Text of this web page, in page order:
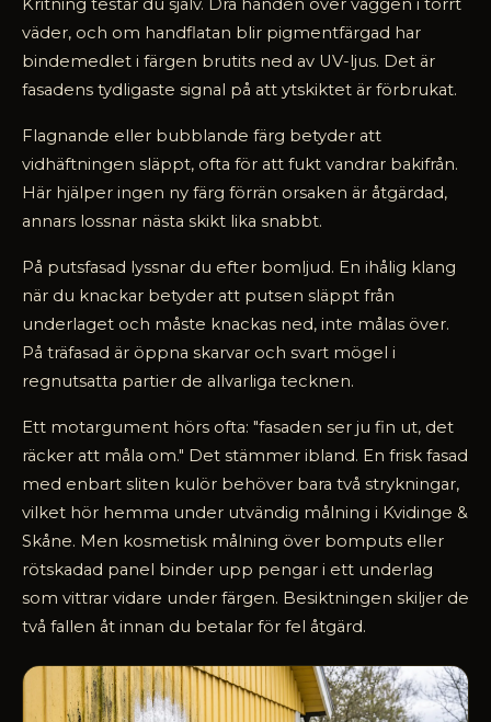
väder, och om handflatan blir pigmentfärgad har
bindemedlet i färgen brutits ned av UV-ljus. Det är
fasadens tydligaste signal på att ytskiktet är förbrukat.
Flagnande eller bubblande färg betyder att
vidhäftningen släppt, ofta för att fukt vandrar bakifrån.
Här hjälper ingen ny färg förrän orsaken är åtgärdad,
annars lossnar nästa skikt lika snabbt.
På putsfasad lyssnar du efter bomljud. En ihålig klang
när du knackar betyder att putsen släppt från
underlaget och måste knackas ned, inte målas över.
På träfasad är öppna skarvar och svart mögel i
regnutsatta partier de allvarliga tecknen.
Ett motargument hörs ofta: "fasaden ser ju fin ut, det
räcker att måla om." Det stämmer ibland. En frisk fasad
med enbart sliten kulör behöver bara två strykningar,
vilket hör hemma under utvändig målning i Kvidinge &
Skåne. Men kosmetisk målning över bomputs eller
rötskadad panel binder upp pengar i ett underlag
som vittrar vidare under färgen. Besiktningen skiljer de
två fallen åt innan du betalar för fel åtgärd.